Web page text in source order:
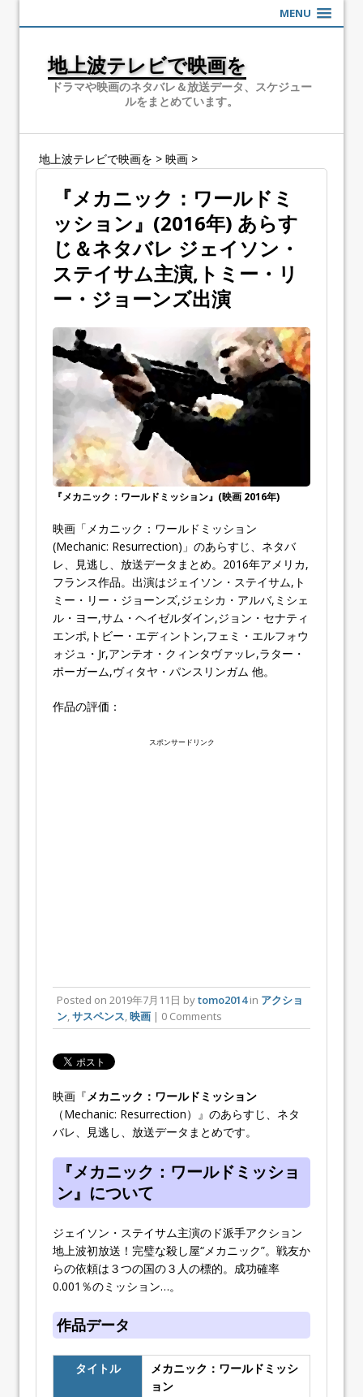
MENU
地上波テレビで映画を
ドラマや映画のネタバレ＆放送データ、スケジュー
ルをまとめています。
地上波テレビで映画を > 映画 >
『メカニック：ワールドミ
ッション』(2016年) あらす
じ＆ネタバレ ジェイソン・
ステイサム主演,トミー・リ
ー・ジョーンズ出演
『メカニック：ワールドミッション』(映画 2016年)
映画「メカニック：ワールドミッション
(Mechanic: Resurrection)」のあらすじ、ネタバ
レ、見逃し、放送データまとめ。2016年アメリカ,
フランス作品。出演はジェイソン・ステイサム,ト
ミー・リー・ジョーンズ,ジェシカ・アルバ,ミシェ
ル・ヨー,サム・ヘイゼルダイン,ジョン・セナティ
エンポ,トビー・エディントン,フェミ・エルフォウ
ォジュ・Jr,アンテオ・クィンタヴァッレ,ラター・
ポーガーム,ヴィタヤ・パンスリンガム 他。
作品の評価：
スポンサードリンク
Posted on 2019年7月11日 bytomo2014in アクショ
ン サスペンス 映画 | 0 Comments
映画『 メカニック：ワールドミッション
（Mechanic: Resurrection）』のあらすじ、ネタ
バレ、見逃し、放送データまとめです。
『メカニック：ワールドミッショ
ン』について
ジェイソン・ステイサム主演のド派手アクション
地上波初放送！完璧な殺し屋“メカニック”。戦友か
らの依頼は３つの国の３人の標的。成功確率
0.001％のミッション…。
作品データ
タイトル
メカニック：ワールドミッシ
ョン